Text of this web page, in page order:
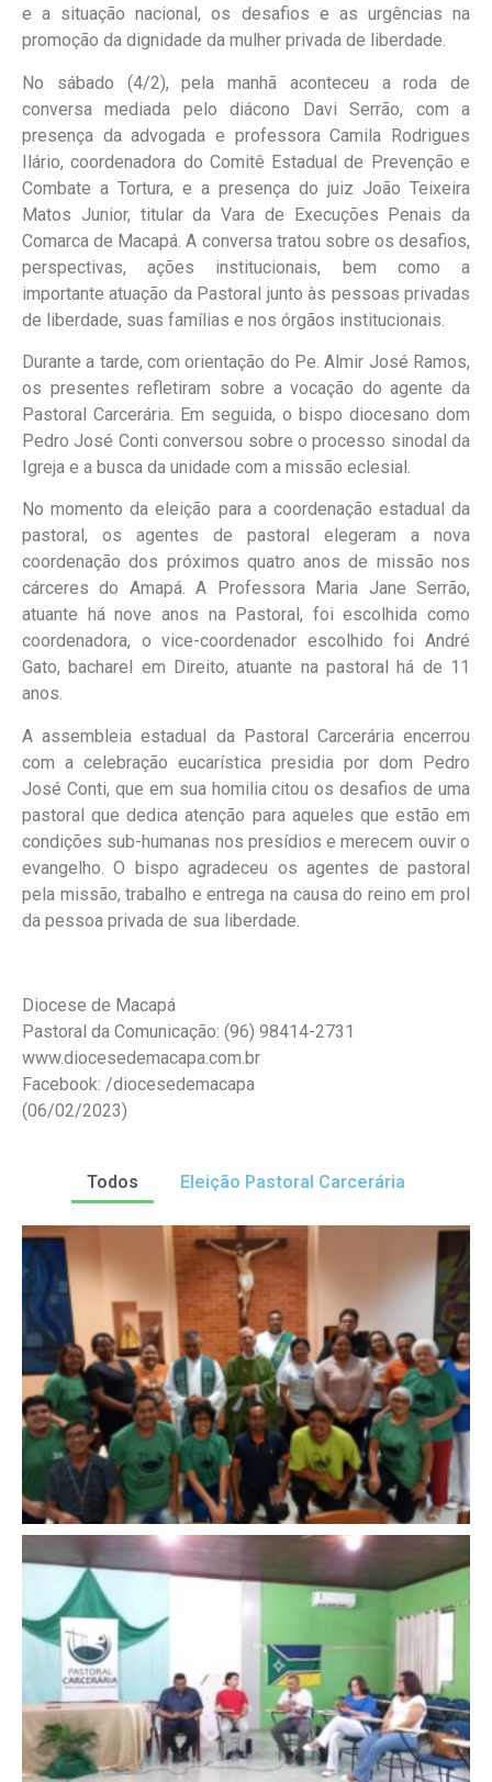
e a situação nacional, os desafios e as urgências na
promoção da dignidade da mulher privada de liberdade.
No sábado (4/2), pela manhã aconteceu a roda de
conversa mediada pelo diácono Davi Serrão, com a
presença da advogada e professora Camila Rodrigues
Ilário, coordenadora do Comitê Estadual de Prevenção e
Combate a Tortura, e a presença do juiz João Teixeira
Matos Junior, titular da Vara de Execuções Penais da
Comarca de Macapá. A conversa tratou sobre os desafios,
perspectivas, ações institucionais, bem como a
importante atuação da Pastoral junto às pessoas privadas
de liberdade, suas famílias e nos órgãos institucionais.
Durante a tarde, com orientação do Pe. Almir José Ramos,
os presentes refletiram sobre a vocação do agente da
Pastoral Carcerária. Em seguida, o bispo diocesano dom
Pedro José Conti conversou sobre o processo sinodal da
Igreja e a busca da unidade com a missão eclesial.
No momento da eleição para a coordenação estadual da
pastoral, os agentes de pastoral elegeram a nova
coordenação dos próximos quatro anos de missão nos
cárceres do Amapá. A Professora Maria Jane Serrão,
atuante há nove anos na Pastoral, foi escolhida como
coordenadora, o vice-coordenador escolhido foi André
Gato, bacharel em Direito, atuante na pastoral há de 11
anos.
A assembleia estadual da Pastoral Carcerária encerrou
com a celebração eucarística presidia por dom Pedro
José Conti, que em sua homilia citou os desafios de uma
pastoral que dedica atenção para aqueles que estão em
condições sub-humanas nos presídios e merecem ouvir o
evangelho. O bispo agradeceu os agentes de pastoral
pela missão, trabalho e entrega na causa do reino em prol
da pessoa privada de sua liberdade.
Diocese de Macapá
Pastoral da Comunicação: (96) 98414-2731
www.diocesedemacapa.com.br
Facebook: /diocesedemacapa
(06/02/2023)
Todos Eleição Pastoral Carcerária